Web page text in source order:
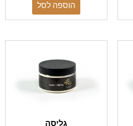
הוספה לסל
גליסה